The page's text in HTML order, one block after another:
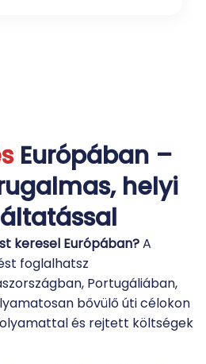
Európában –
helyi
keresel Európában?A
foglalhatsz
Portugáliában,
bővülő úti célokon
és rejtett költségek